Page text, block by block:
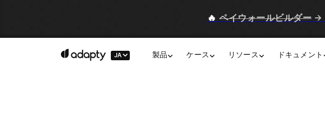
🔥ペイウォールビルダー →
JA 製品 ケース リソース ドキュメント